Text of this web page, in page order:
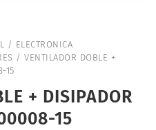
/ ELECTRONICA
/ VENTILADOR DOBLE +
15
+ DISIPADOR
15